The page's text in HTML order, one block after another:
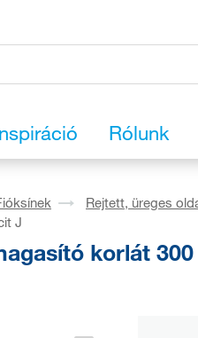
Rólunk
Rejtett, üreges
J
korlát